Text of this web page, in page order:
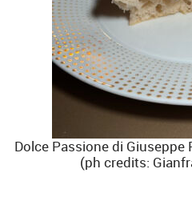
Dolce Passione di Giuseppe
(ph credits: